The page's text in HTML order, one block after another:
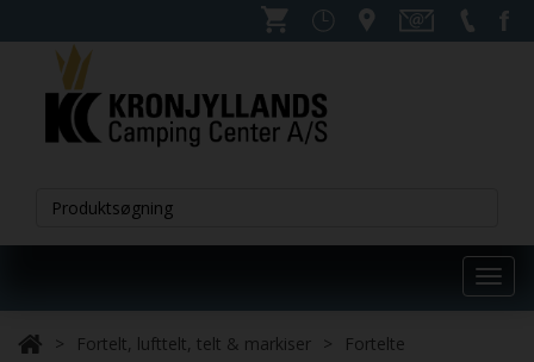
Fortelt, lufttelt, telt & markiser Fortelte